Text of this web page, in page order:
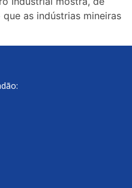
as indústrias mineiras